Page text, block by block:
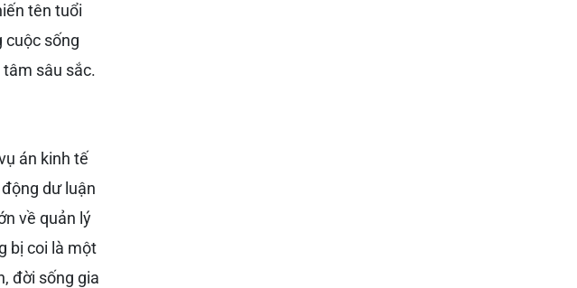
tên tuổi
cuộc sống
sâu sắc.
án kinh tế
dư luận
về quản lý
bị coi là một
đời sống gia